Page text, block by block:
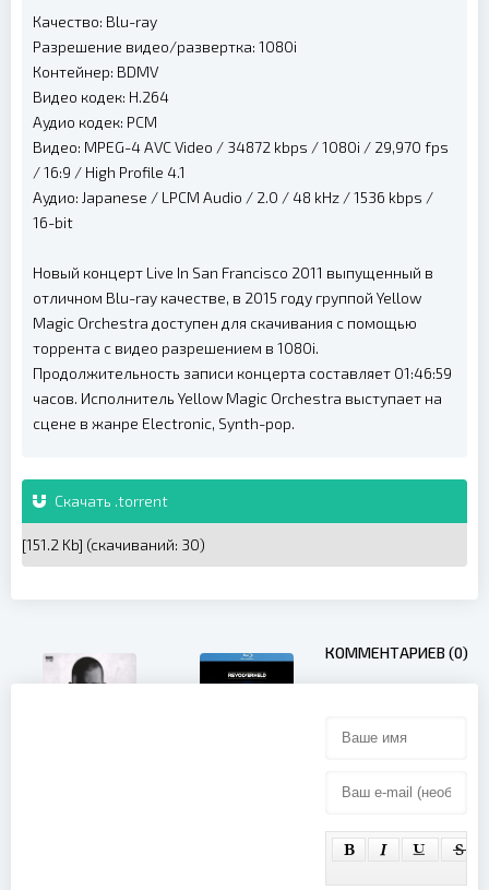
Качество: Blu-ray
Разрешение видео/развертка: 1080i
Контейнер: BDMV
Видео кодек: H.264
Аудио кодек: PCM
Видео: MPEG-4 AVC Video / 34872 kbps / 1080i / 29,970 fps
/ 16:9 / High Profile 4.1
Аудио: Japanese / LPCM Audio / 2.0 / 48 kHz / 1536 kbps /
16-bit
Новый концерт Live In San Francisco 2011 выпущенный в
отличном Blu-ray качестве, в 2015 году группой Yellow
Magic Orchestra доступен для скачивания с помощью
торрента с видео разрешением в 1080i.
Продолжительность записи концерта составляет 01:46:59
часов. Исполнитель Yellow Magic Orchestra выступает на
сцене в жанре Electronic, Synth-pop.
Скачать .torrent
[151.2 Kb] (cкачиваний: 30)
КОММЕНТАРИЕВ (0)